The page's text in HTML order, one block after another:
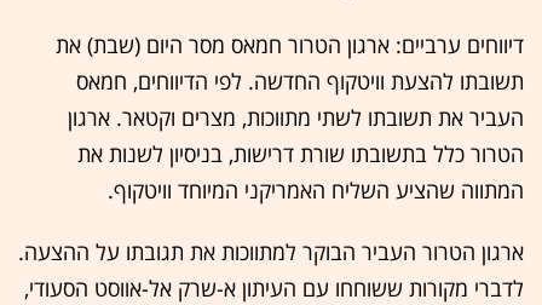
דיווחים ערביים: ארגון הטרור חמאס מסר היום (שבת) את
תשובתו להצעת וויטקוף החדשה. לפי הדיווחים, חמאס
העביר את תשובתו לשתי מתווכות, מצרים וקטאר. ארגון
הטרור כלל בתשובתו שורת דרישות, בניסיון לשנות את
המתווה שהציע השליח האמריקני המיוחד וויטקוף.
ארגון הטרור העביר הבוקר למתווכות את תגובתו על ההצעה.
לדברי מקורות ששוחחו עם העיתון א-שרק אל-אווסט הסעודי,